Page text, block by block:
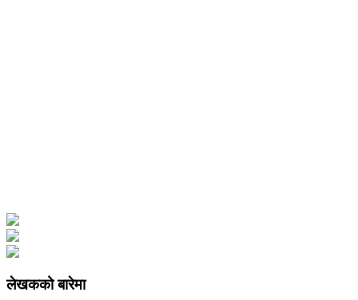
लेखकको बारेमा